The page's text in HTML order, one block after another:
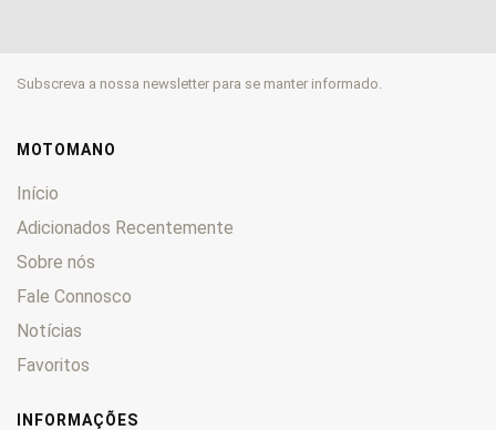
1250 GS Adventure 0
1250 RS
18 0
45 0
60 0
80
80 GS
850 RT 0
Subscreva a nossa newsletter para se manter informado.
MOTOMANO
Início
Adicionados Recentemente
Sobre nós
Fale Connosco
Notícias
Favoritos
INFORMAÇÕES